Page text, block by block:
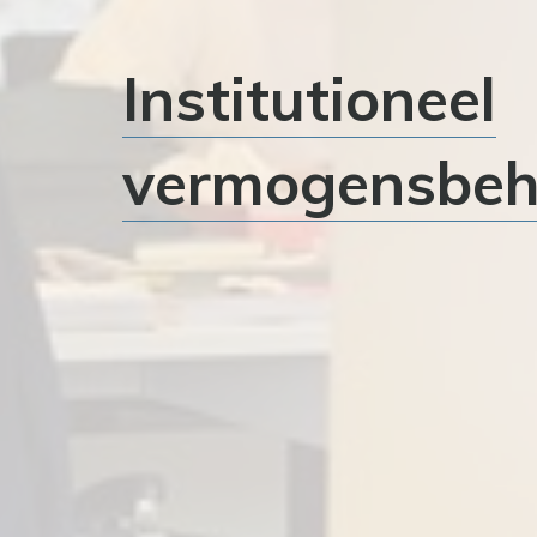
Institutioneel